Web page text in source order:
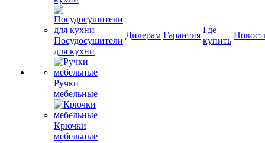
Посудосушители
для кухни
Ручки
мебельные
Крючки
мебельные
Дилерам Гарантия
Где
купить